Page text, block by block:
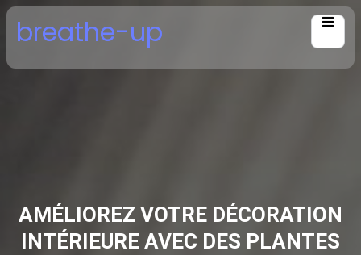
Skip
content
breathe-up
AMÉLIOREZ VOTRE DÉCORATION
INTÉRIEURE AVEC DES PLANTES